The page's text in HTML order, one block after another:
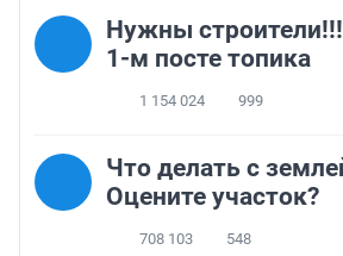
Нужны
1-м посте топика
1 154 024 999
Что делать с
Оцените участок?
708 103 548